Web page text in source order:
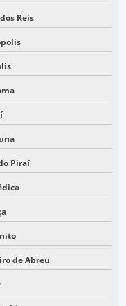
CADASTRAL
Reis
Piraí
de Abreu